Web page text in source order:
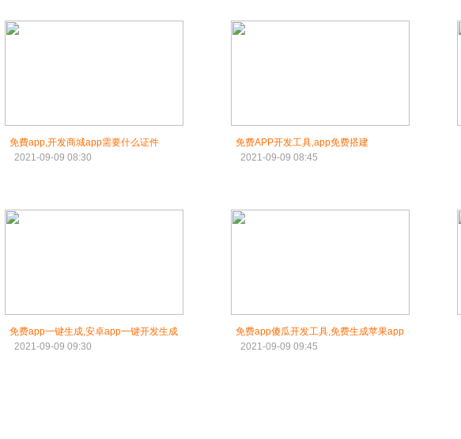
免費app,开发商城app需要什么证件
2021-09-09 08:30
免费APP开发工具,app免费搭建
2021-09-09 08:45
免费app一键生成,安卓app一键开发生成
2021-09-09 09:30
免费app傻瓜开发工具,免费生成苹果app
2021-09-09 09:45